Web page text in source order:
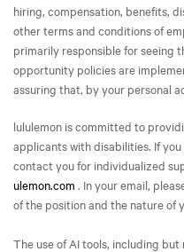
hiring, compensation, benefits,
other terms and conditions of
primarily responsible for seeing
opportunity policies are
assuring that, by your personal
lululemon is committed to
applicants with disabilities. If
contact you for individualized
ulemon.com . In your email,
of the position and the nature of
The use of AI tools, including